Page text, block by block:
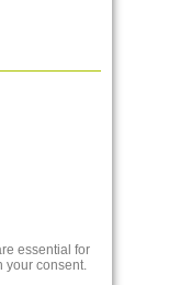
essential for
your consent.